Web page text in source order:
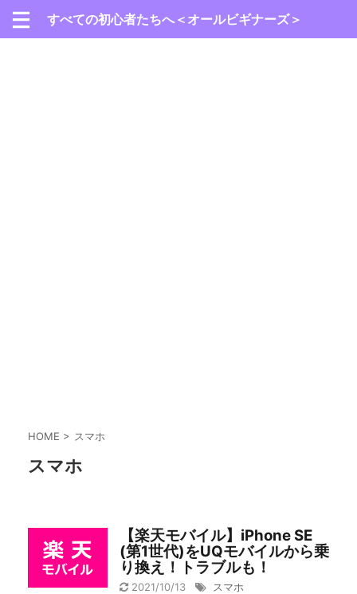
すべての初心者たちへ＜オールビギナーズ＞
HOME > スマホ
スマホ
【楽天モバイル】iPhone SE
(第1世代)をUQモバイルから乗
り換え！トラブルも！
2021/10/13 スマホ